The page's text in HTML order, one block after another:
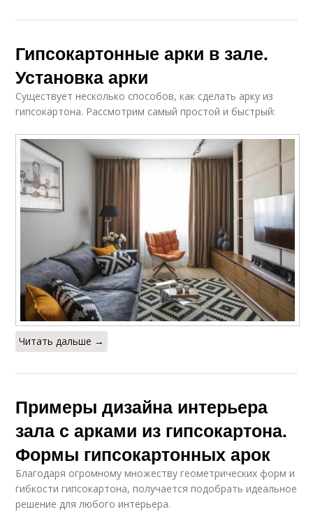
Гипсокартонные арки в зале.
Установка арки
Существует несколько способов, как сделать арку из
гипсокартона. Рассмотрим самый простой и быстрый:
Читать дальше →
Примеры дизайна интерьера
зала с арками из гипсокартона.
Формы гипсокартонных арок
Благодаря огромному множеству геометрических форм и
гибкости гипсокартона, получается подобрать идеальное
решение для любого интерьера.